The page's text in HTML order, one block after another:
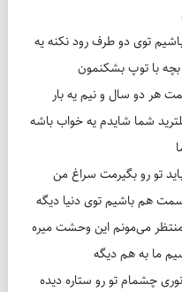
توی دو طرف رود نکنه یه
با توپ بشکنمون
هر دو سال و نیم یه بار
شما شایدم یه خواب باشه
تو رو بگیرمت سراغ من
هم باشیم توی دنیا دیگه
می‌مونم این وحشت میره
ما به هم دیگه
چشمام تو رو ستاره دیده